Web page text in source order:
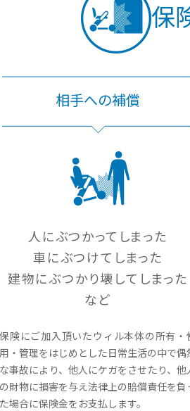
保
相手への補償
人にぶつかってしまった
車にぶつけてしまった
建物にぶつかり壊してしまった
など
保険にご加入頂いたウィル本体の所有・
用・管理をはじめとした日常生活の中で偶
な事故により、他人にケガをさせたり、他
の財物に損害を与え法律上の賠償責任を負
た場合に保険金をお支払します。